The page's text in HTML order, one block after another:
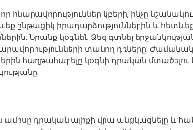
հնարավորություններ կբերի, ինչը
ընթացիկ իրադարձություններին և
Նրանք կօգնեն Ձեզ գտնել
տանող դռները:
հաղթահարելը կօգնի դրական մտածելու
ամիսը դրական ալիքի վրա անցկացնելը և